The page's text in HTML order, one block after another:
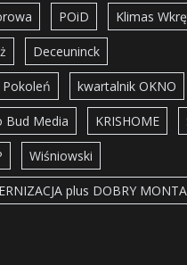
POiD Klimas
Deceuninck
kwartalnik OKNO
Bud Media KRISHOME
Wiśniowski
plus DOBRY